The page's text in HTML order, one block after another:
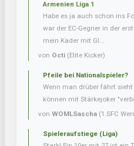
Armenien Liga 1
Habe es ja auch schon ins
war der EC-Gegner in der
mein Kader mit Gl...
von Octi (Elite Kicker)
Pfeile bei Nationalspieler?
Wenn man drüber fährt sieht
können mit Stärkejoker
von WOMLSascha (1.SFC
Spieleraufstiege (Liga)